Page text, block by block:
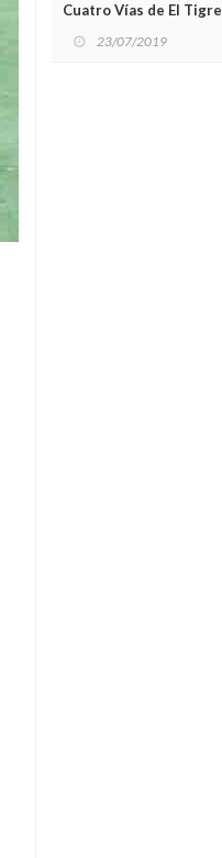
Cuatro Vías de El Tigre
23/07/2019